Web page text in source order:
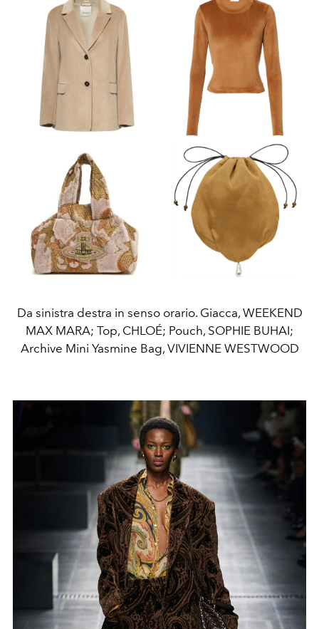
Da sinistra destra in senso orario. Giacca, WEEKEND
MAX MARA; Top, CHLOÉ; Pouch, SOPHIE BUHAI;
Archive Mini Yasmine Bag, VIVIENNE WESTWOOD